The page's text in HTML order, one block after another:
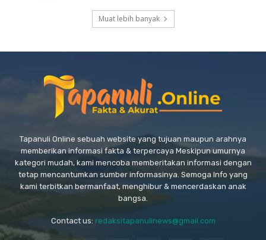
Muat lebih banyak
Tapanuli Online sebuah website yang tujuan maupun arahnya
memberikan informasi fakta & terpercaya Meskipun umurnya
kategori mudah, kami mencoba memberitakan informasi dengan
tetap mencantumkan sumber informasinya. Semoga Info yang
kami terbitkan bermanfaat, menghibur & mencerdaskan anak
bangsa.
Contact us: redaksitapanulinews@gmail.com